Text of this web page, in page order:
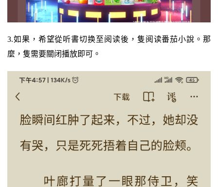
3.如果，希望從听書切换至阅读後，隻阅读番茄小說。那
麼，隻需要關闭播放即可。